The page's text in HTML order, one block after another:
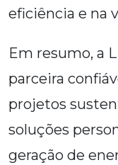
eficiência e na
Em resumo, a
parceira
projetos
soluções
geração de